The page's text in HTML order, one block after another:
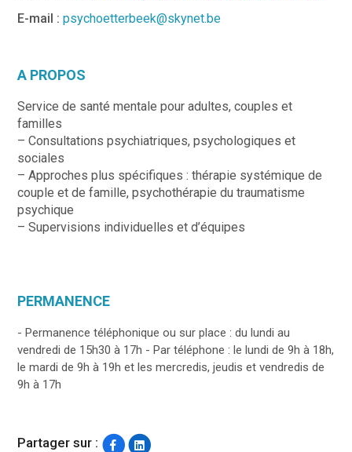
E-mail : psychoetterbeek@skynet.be
A PROPOS
Service de santé mentale pour adultes, couples et
familles
– Consultations psychiatriques, psychologiques et
sociales
– Approches plus spécifiques : thérapie systémique de
couple et de famille, psychothérapie du traumatisme
psychique
– Supervisions individuelles et d’équipes
PERMANENCE
- Permanence téléphonique ou sur place : du lundi au
vendredi de 15h30 à 17h - Par téléphone : le lundi de 9h à 18h,
le mardi de 9h à 19h et les mercredis, jeudis et vendredis de
9h à 17h
Partager sur :